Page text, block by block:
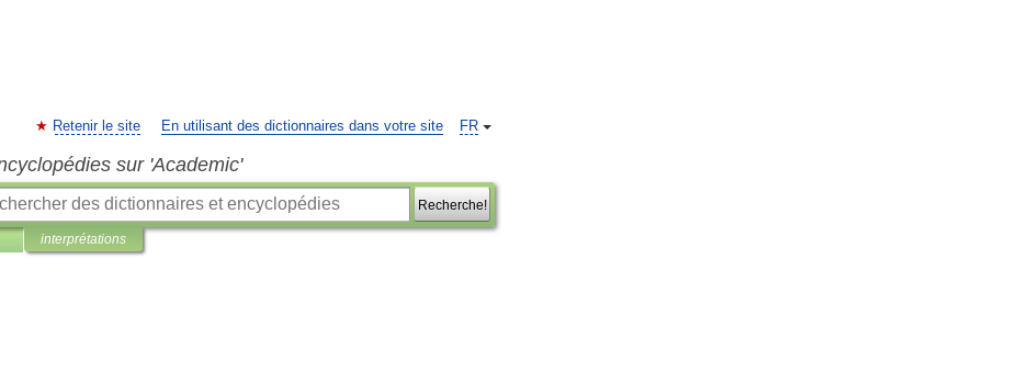
FR
Retenir le site En utilisant des dictionnaires dans votre site
sur 'Academic'
Recherche!
interprétations